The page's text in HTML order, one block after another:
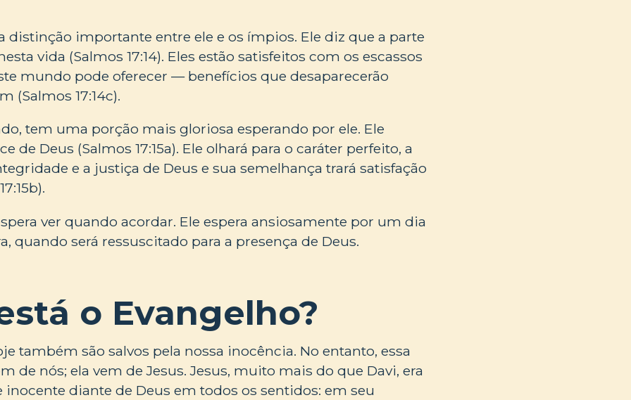
distinção importante entre ele e os ímpios. Ele diz que a parte
vida (Salmos 17:14). Eles estão satisfeitos com os escassos
mundo pode oferecer — benefícios que desaparecerão
(Salmos 17:14c).
tem uma porção mais gloriosa esperando por ele. Ele
de Deus (Salmos 17:15a). Ele olhará para o caráter perfeito, a
e a justiça de Deus e sua semelhança trará satisfação
ver quando acordar. Ele espera ansiosamente por um dia
quando será ressuscitado para a presença de Deus.
o Evangelho?
também são salvos pela nossa inocência. No entanto, essa
de nós; ela vem de Jesus. Jesus, muito mais do que Davi, era
diante de Deus em todos os sentidos: em seu